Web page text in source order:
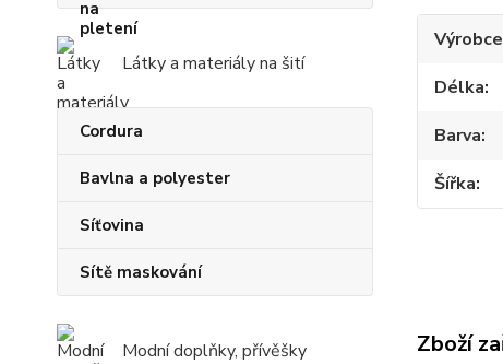
Látky a materiály na šití
Cordura
Bavlna a polyester
Síťovina
Sítě maskování
Modní doplňky, přívěšky
Výrobce
Délka
Barva
Šířka
Zboží